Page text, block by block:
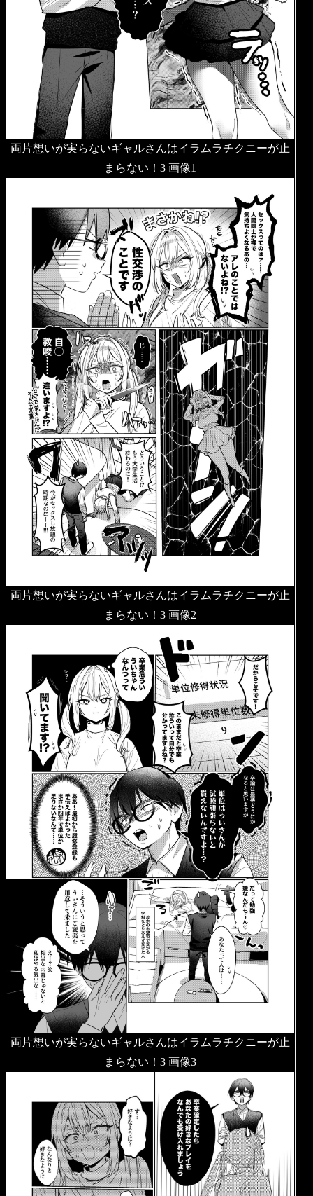
両片想いが実らないギャルさんはイラムラチクニーが止
まらない！3 画像1
両片想いが実らないギャルさんはイラムラチクニーが止
まらない！3 画像2
両片想いが実らないギャルさんはイラムラチクニーが止
まらない！3 画像3